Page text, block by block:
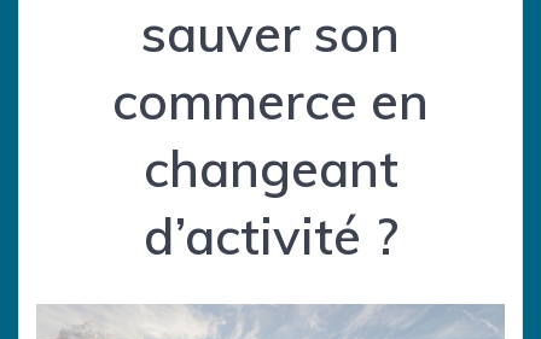
sauver son
commerce en
changeant
d’activité ?